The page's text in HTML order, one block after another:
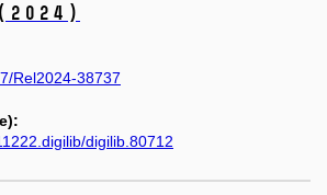
(2024)
Rel2024-38737
digilib.80712